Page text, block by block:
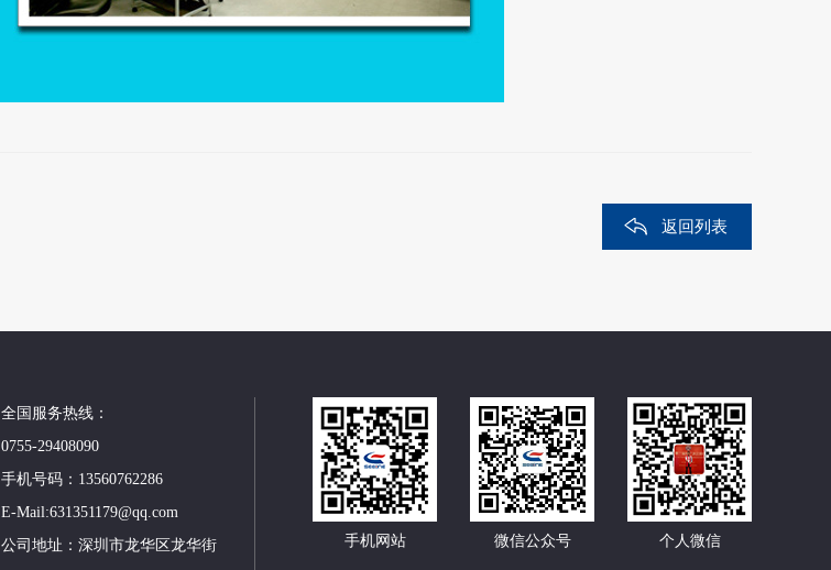
返回列表
全国服务热线：
0755-29408090
手机号码：13560762286
E-Mail:631351179@qq.com
公司地址：深圳市龙华区龙华街
手机网站 微信公众号 个人微信